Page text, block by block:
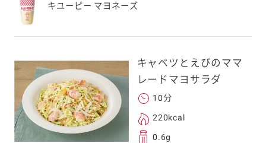
キユーピー マヨネーズ
キャベツとえびのママ
レードマヨサラダ
10分
220kcal
0.6g